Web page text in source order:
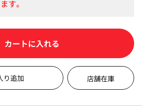
カートに入れる
店舗在庫